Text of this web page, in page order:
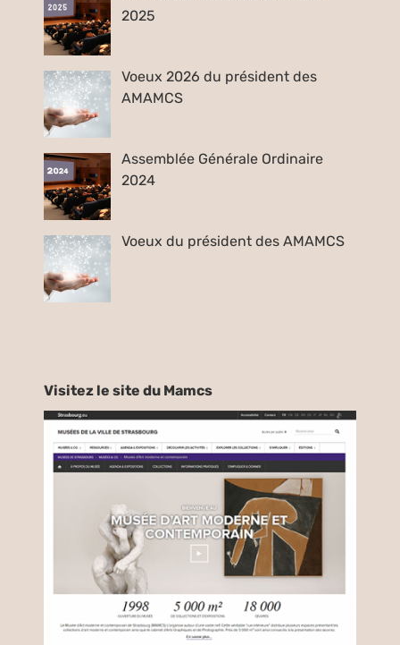
2025
Voeux 2026 du président des
AMAMCS
Assemblée Générale Ordinaire
2024
Voeux du président des AMAMCS
Visitez le site du Mamcs